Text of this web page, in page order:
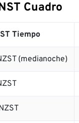
Cuadro
Tiempo
(medianoche)